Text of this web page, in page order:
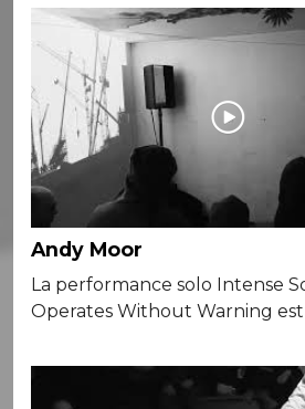
Andy Moor
La performance solo Intense
Operates Without Warning est